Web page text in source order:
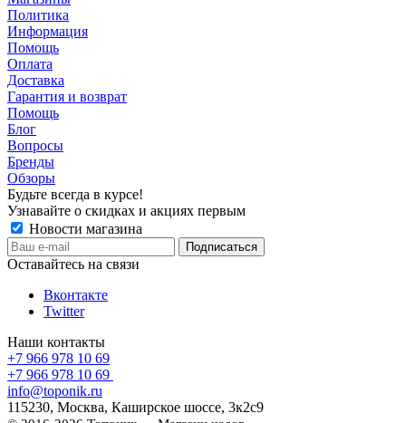
Политика
Информация
Помощь
Оплата
Доставка
Гарантия и возврат
Помощь
Блог
Вопросы
Бренды
Обзоры
Будьте всегда в курсе!
Узнавайте о скидках и акциях первым
Новости магазина
Оставайтесь на связи
Вконтакте
Twitter
Наши контакты
+7 966 978 10 69
+7 966 978 10 69
info@toponik.ru
115230, Москва, Каширское шоссе, 3к2с9